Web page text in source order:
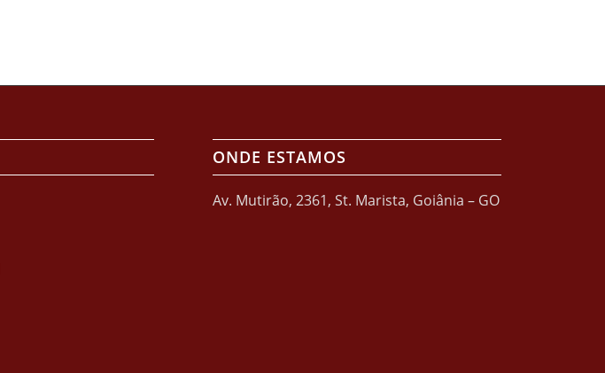
ONDE ESTAMOS
Av. Mutirão, 2361, St. Marista, Goiânia – GO